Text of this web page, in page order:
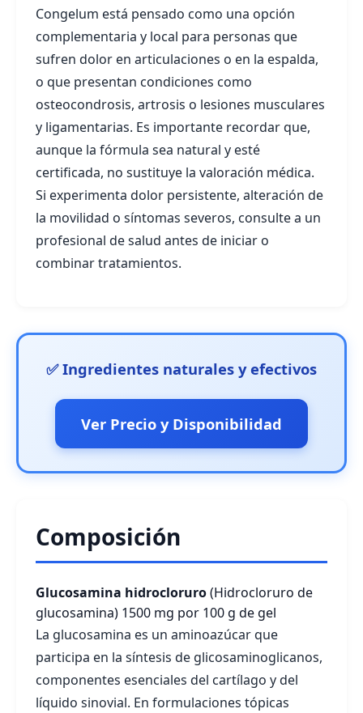
Congelum está pensado como una opción
complementaria y local para personas que
sufren dolor en articulaciones o en la espalda,
o que presentan condiciones como
osteocondrosis, artrosis o lesiones musculares
y ligamentarias. Es importante recordar que,
aunque la fórmula sea natural y esté
certificada, no sustituye la valoración médica.
Si experimenta dolor persistente, alteración de
la movilidad o síntomas severos, consulte a un
profesional de salud antes de iniciar o
combinar tratamientos.
✅ Ingredientes naturales y efectivos
Ver Precio y Disponibilidad
Composición
Glucosamina hidrocloruro(Hidrocloruro de
glucosamina) 1500 mg por 100 g de gel
La glucosamina es un aminoazúcar que
participa en la síntesis de glicosaminoglicanos,
componentes esenciales del cartílago y del
líquido sinovial. En formulaciones tópicas